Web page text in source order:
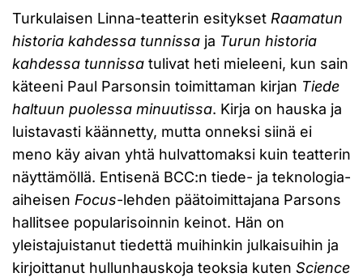
Turkulaisen Linna-teatterin esitykset Raamatun
historia kahdessa tunnissa ja Turun historia
kahdessa tunnissa tulivat heti mieleeni, kun sain
käteeni Paul Parsonsin toimittaman kirjan Tiede
haltuun puolessa minuutissa. Kirja on hauska ja
luistavasti käännetty, mutta onneksi siinä ei
meno käy aivan yhtä hulvattomaksi kuin teatterin
näyttämöllä. Entisenä BCC:n tiede- ja teknologia-
aiheisen Focus-lehden päätoimittajana Parsons
hallitsee popularisoinnin keinot. Hän on
yleistajuistanut tiedettä muihinkin julkaisuihin ja
kirjoittanut hullunhauskoja teoksia kuten Science